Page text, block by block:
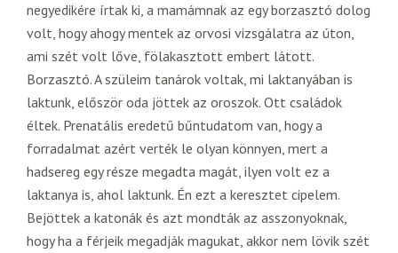
negyedikére írtak ki, a mamámnak az egy borzasztó dolog
volt, hogy ahogy mentek az orvosi vizsgálatra az úton,
ami szét volt lőve, fölakasztott embert látott.
Borzasztó. A szüleim tanárok voltak, mi laktanyában is
laktunk, először oda jöttek az oroszok. Ott családok
éltek. Prenatális eredetű bűntudatom van, hogy a
forradalmat azért verték le olyan könnyen, mert a
hadsereg egy része megadta magát, ilyen volt ez a
laktanya is, ahol laktunk. Én ezt a keresztet cipelem.
Bejöttek a katonák és azt mondták az asszonyoknak,
hogy ha a férjeik megadják magukat, akkor nem lövik szét